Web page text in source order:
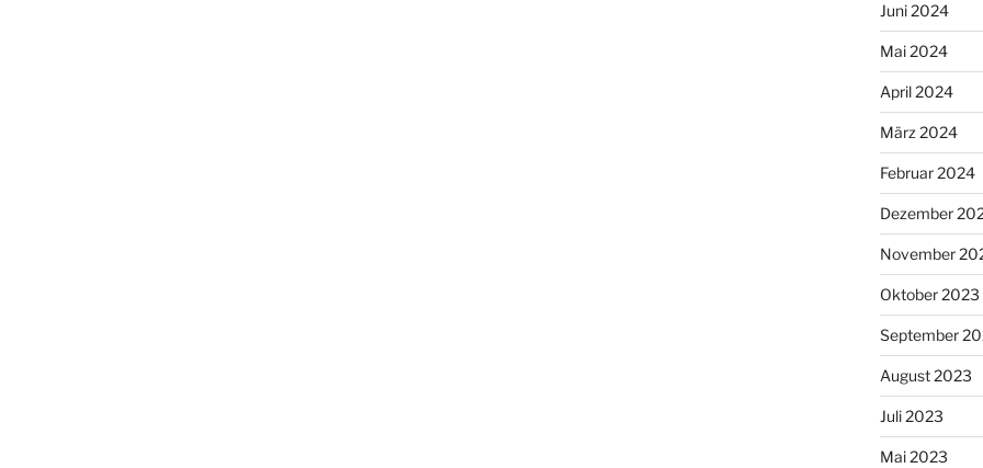
Juni 2024
Mai 2024
April 2024
März 2024
Februar 2024
Dezember
November
Oktober 2023
September
August 2023
Juli 2023
Mai 2023